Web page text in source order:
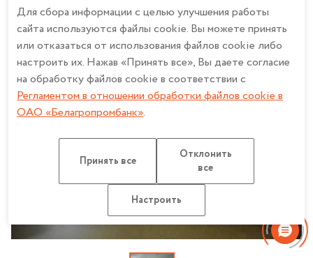
Для сбора информации с целью улучшения работы
сайта используются файлы cookie. Вы можете принять
или отказаться от использования файлов cookie либо
настроить их. Нажав «Принять все», Вы даете согласие
на обработку файлов cookie в соответствии с
Регламентом в отношении обработки файлов cookie в
ОАО «Белагропромбанк».
Принять все
Отклонить
все
Настроить